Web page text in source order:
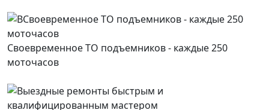
Своевременное ТО подъемников - каждые 250
моточасов